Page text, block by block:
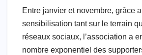
Entre janvier et novembre, grâce
sensibilisation tant sur le terrain
réseaux sociaux, l’association a
nombre exponentiel des